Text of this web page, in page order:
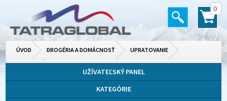
0
ÚVOD DROGÉRIA A DOMÁCNOSŤ UPRATOVANIE
UŽÍVATEĽSKÝ PANEL
KATEGÓRIE